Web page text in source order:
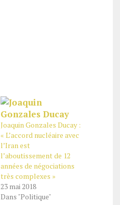
Joaquin Gonzales Ducay :
« L’accord nucléaire avec
l’Iran est
l’aboutissement de 12
années de négociations
très complexes »
23 mai 2018
Dans "Politique"